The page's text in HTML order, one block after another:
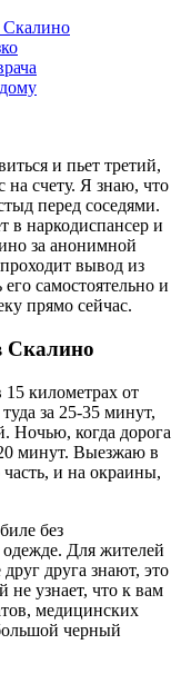
Скалино
и пьет третий,
на счету. Я знаю, что
перед соседями.
в наркодиспансер и
за анонимной
вывод из
самостоятельно и
прямо сейчас.
Скалино
километрах от
за 25-35 минут,
Ночью, когда дорога
минут. Выезжаю в
и на окраины,
без
одежде. Для жителей
друга знают, это
узнает, что к вам
медицинских
черный